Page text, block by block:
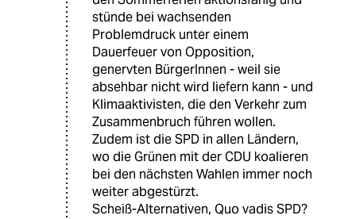
stünde bei wachsenden
Problemdruck unter einem
Dauerfeuer von Opposition,
genervten BürgerInnen - weil sie
absehbar nicht wird liefern kann - und
Klimaaktivisten, die den Verkehr zum
Zusammenbruch führen wollen.
Zudem ist die SPD in allen Ländern,
wo die Grünen mit der CDU koalieren
bei den nächsten Wahlen immer noch
weiter abgestürzt.
Scheiß-Alternativen, Quo vadis SPD?